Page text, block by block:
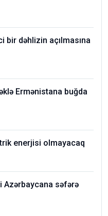
bir dəhlizin açılmasına
Ermənistana buğda
enerjisi olmayacaq
Azərbaycana səfərə